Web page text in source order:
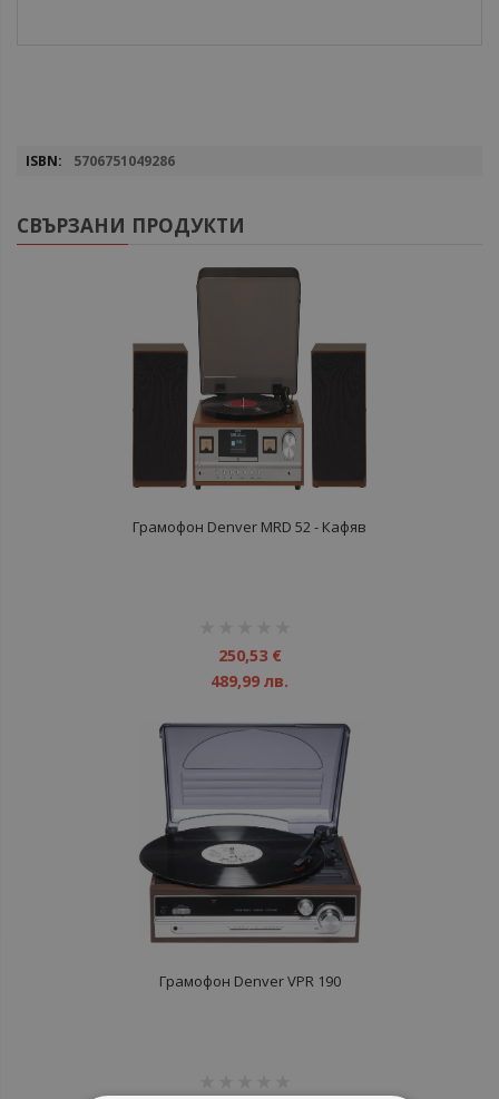
Повече
5706751049286
СВЪРЗАНИ ПРОДУКТИ
Грамофон Denver MRD 52 - Кафяв
250,53 €
489,99 лв.
Грамофон Denver VPR 190